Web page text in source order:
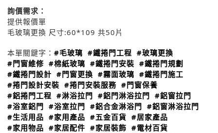
詢價需求：
提供報價單
毛玻璃更換 尺寸:60*109 共50片
本單關鍵字： #毛玻璃 #鐵捲門工程 #玻璃更換
#門窗維修 #棉紙玻璃 #鐵捲門安裝 #鐵捲門規劃
#鐵捲門設計 #門窗更換 #霧面玻璃 #鐵捲門施工
#捲門設計安裝 #捲門安裝服務 #門窗保養
#鋁捲門工程 #淋浴拉門 #鋁門淋浴拉門 #鋁窗拉門
#浴室鋁門 #浴室拉門 #鋁合金淋浴門 #鋁窗淋浴拉門
#生活用品 #家用產品 #五金百貨 #居家產品
#家用物品 #家居配件 #家居裝飾 #電材百貨